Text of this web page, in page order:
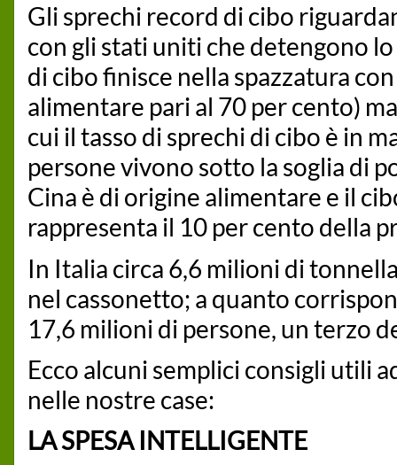
Gli sprechi record di cibo
con gli stati uniti che detengono
di cibo finisce nella spazzatura
alimentare pari al 70 per cento)
cui il tasso di sprechi di cibo è in
persone vivono sotto la soglia di
Cina è di origine alimentare e il
rappresenta il 10 per cento della
In Italia circa 6,6 milioni di
nel cassonetto; a quanto
17,6 milioni di persone, un terzo
Ecco alcuni semplici consigli utili
nelle nostre case:
LA SPESA INTELLIGENTE